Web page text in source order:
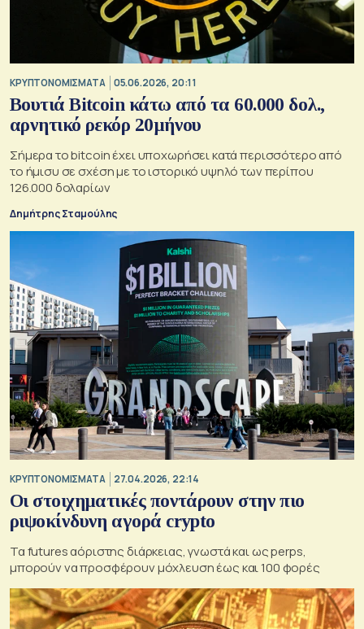
KΡΥΠΤΟΝΟΜΙΣΜΑΤΑ 05.06.2026, 20:11
Βουτιά Bitcoin κάτω από τα 60.000 δολ.,
αρνητικό ρεκόρ 20μήνου
Σήμερα το bitcoin έχει υποχωρήσει κατά περισσότερο από
το ήμισυ σε σχέση με το ιστορικό υψηλό των περίπου
126.000 δολαρίων
Δημήτρης Σταμούλης
KΡΥΠΤΟΝΟΜΙΣΜΑΤΑ 27.04.2026, 22:14
Οι στοιχηματικές ποντάρουν στην πιο
ριψοκίνδυνη αγορά crypto
Τα futures αόριστης διάρκειας, γνωστά και ως perps,
μπορούν να προσφέρουν μόχλευση έως και 100 φορές